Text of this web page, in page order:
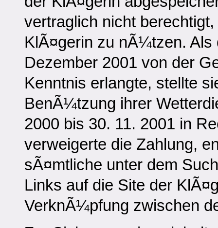
vertraglich nicht
KlÃ¤gerin zu nÃ¼tzen. Als
Dezember 2001 von der
Kenntnis erlangte, stellte
BenÃ¼tzung ihrer
2000 bis 30. 11. 2001 in
verweigerte die Zahlung,
sÃ¤mtliche unter dem
Links auf die Site der
VerknÃ¼pfung zwischen